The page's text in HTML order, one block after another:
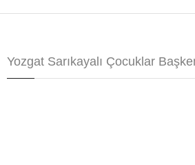
Yozgat Sarıkayalı Çocuklar